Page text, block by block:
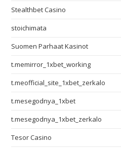
Stealthbet Casino
stoichimata
Suomen Parhaat Kasinot
t.memirror_1xbet_working
t.meofficial_site_1xbet_zerkalo
t.mesegodnya_1xbet
t.mesegodnya_1xbet_zerkalo
Tesor Casino